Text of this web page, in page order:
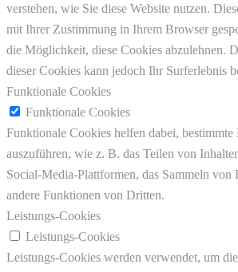
verstehen, wie Sie diese Website nutzen.
mit Ihrer Zustimmung in Ihrem Browser
die Möglichkeit, diese Cookies abzulehnen.
dieser Cookies kann jedoch Ihr Surferlebnis
Funktionale Cookies
Funktionale Cookies
Funktionale Cookies helfen dabei, bestimmte
auszuführen, wie z. B. das Teilen von
Social-Media-Plattformen, das Sammeln von
andere Funktionen von Dritten.
Leistungs-Cookies
Leistungs-Cookies
Leistungs-Cookies werden verwendet, um